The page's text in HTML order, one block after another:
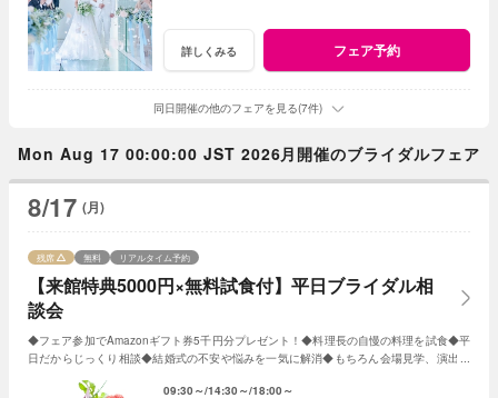
詳しくみる フェア予約
同日開催の他のフェアを見る(7件)
Mon Aug 17 00:00:00 JST 2026月開催のブライダルフェア
8/17 (月)
【来館特典5000円×無料試食付】平日ブライダル相
談会
残席 無料 リアルタイム予約
◆フェア参加でAmazonギフト券5千円分プレゼント！◆料理長の自慢の料理を試食◆平
日だからじっくり相談◆結婚式の不安や悩みを一気に解消◆もちろん会場見学、演出体
09:30～ 14:30～ 18:00～